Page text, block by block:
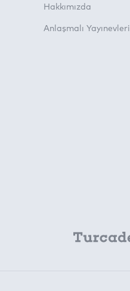
Hakkımızda
Anlaşmalı Yayınevleri